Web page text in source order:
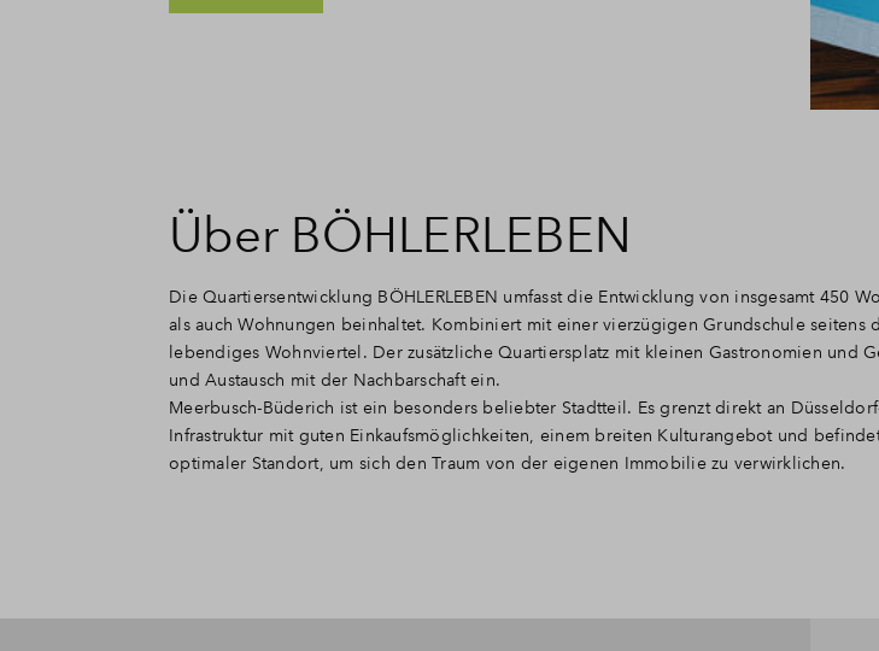
Über BÖHLERLEBEN
Die Quartiersentwicklung BÖHLERLEBEN umfasst die Entwicklung von insgesamt 450
als auch Wohnungen beinhaltet. Kombiniert mit einer vierzügigen Grundschule seitens
lebendiges Wohnviertel. Der zusätzliche Quartiersplatz mit kleinen Gastronomien und
und Austausch mit der Nachbarschaft ein.
Meerbusch-Büderich ist ein besonders beliebter Stadtteil. Es grenzt direkt an
Infrastruktur mit guten Einkaufsmöglichkeiten, einem breiten Kulturangebot und
optimaler Standort, um sich den Traum von der eigenen Immobilie zu verwirklichen.